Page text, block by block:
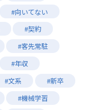
#向いてない
#契約
#客先常駐
#年収
#文系
#新卒
#機械学習